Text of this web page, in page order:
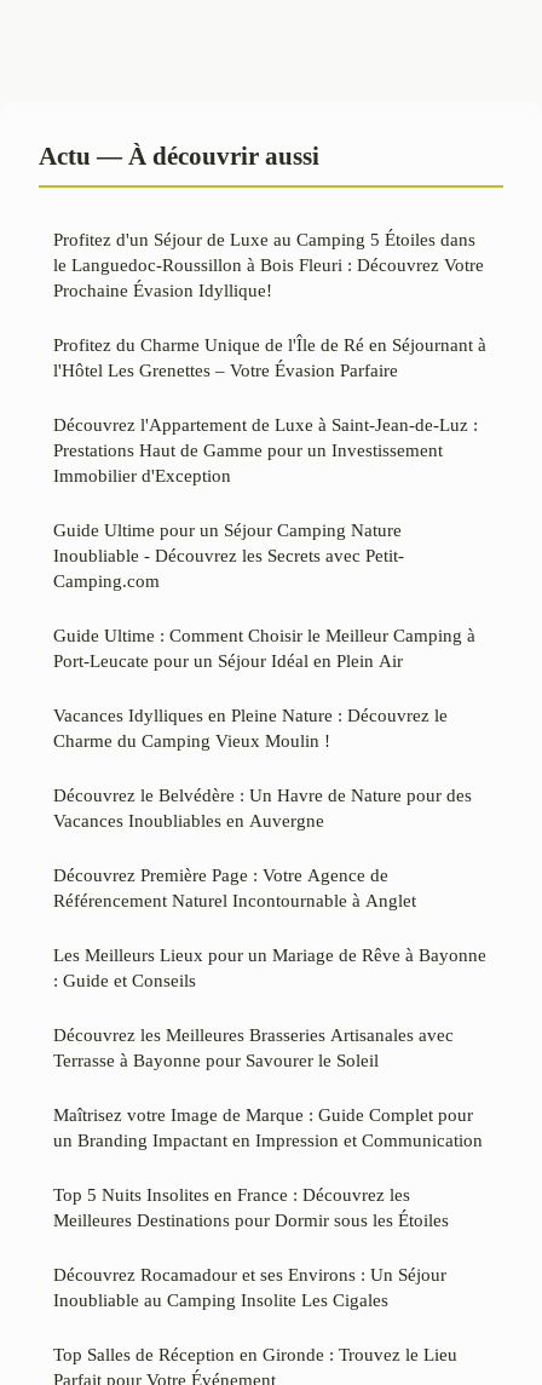
Actu — À découvrir aussi
Profitez d'un Séjour de Luxe au Camping 5 Étoiles dans
le Languedoc-Roussillon à Bois Fleuri : Découvrez Votre
Prochaine Évasion Idyllique!
Profitez du Charme Unique de l'Île de Ré en Séjournant à
l'Hôtel Les Grenettes – Votre Évasion Parfaire
Découvrez l'Appartement de Luxe à Saint-Jean-de-Luz :
Prestations Haut de Gamme pour un Investissement
Immobilier d'Exception
Guide Ultime pour un Séjour Camping Nature
Inoubliable - Découvrez les Secrets avec Petit-
Camping.com
Guide Ultime : Comment Choisir le Meilleur Camping à
Port-Leucate pour un Séjour Idéal en Plein Air
Vacances Idylliques en Pleine Nature : Découvrez le
Charme du Camping Vieux Moulin !
Découvrez le Belvédère : Un Havre de Nature pour des
Vacances Inoubliables en Auvergne
Découvrez Première Page : Votre Agence de
Référencement Naturel Incontournable à Anglet
Les Meilleurs Lieux pour un Mariage de Rêve à Bayonne
: Guide et Conseils
Découvrez les Meilleures Brasseries Artisanales avec
Terrasse à Bayonne pour Savourer le Soleil
Maîtrisez votre Image de Marque : Guide Complet pour
un Branding Impactant en Impression et Communication
Top 5 Nuits Insolites en France : Découvrez les
Meilleures Destinations pour Dormir sous les Étoiles
Découvrez Rocamadour et ses Environs : Un Séjour
Inoubliable au Camping Insolite Les Cigales
Top Salles de Réception en Gironde : Trouvez le Lieu
Parfait pour Votre Événement